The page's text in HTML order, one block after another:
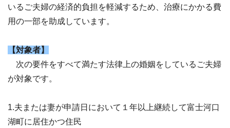
いるご夫婦の経済的負担を軽減するため、治療にかかる費
用の一部を助成しています。
【対象者】
次の要件をすべて満たす法律上の婚姻をしているご夫婦
が対象です。
1.夫または妻が申請日において１年以上継続して富士河口
湖町に居住かつ住民